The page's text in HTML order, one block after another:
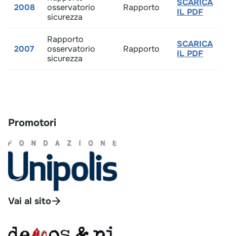
2008
osservatorio
sicurezza
Rapporto​
SCARICA
IL PDF
2007
Rapporto
osservatorio
sicurezza
Rapporto​
SCARICA
IL PDF
Promotori
Vai al sito